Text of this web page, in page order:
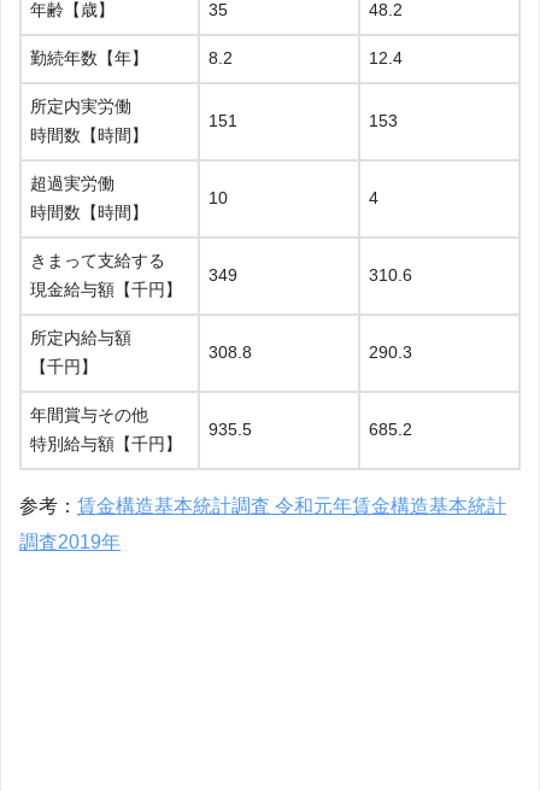
年齢【歳】 35 48.2
勤続年数【年】 8.2 12.4
所定内実労働
時間数【時間】
151 153
超過実労働
時間数【時間】
10 4
きまって支給する
現金給与額【千円】
349 310.6
所定内給与額
【千円】
308.8 290.3
年間賞与その他
特別給与額【千円】
935.5 685.2
参考： 賃金構造基本統計調査 令和元年賃金構造基本統計
調査2019年